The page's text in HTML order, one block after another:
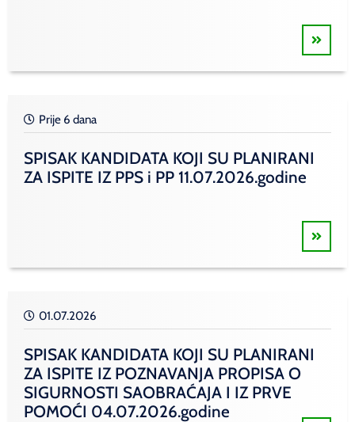
Prije 6 dana
SPISAK KANDIDATA KOJI SU PLANIRANI
ZA ISPITE IZ PPS i PP 11.07.2026.godine
01.07.2026
SPISAK KANDIDATA KOJI SU PLANIRANI
ZA ISPITE IZ POZNAVANJA PROPISA O
SIGURNOSTI SAOBRAĆAJA I IZ PRVE
POMOĆI 04.07.2026.godine